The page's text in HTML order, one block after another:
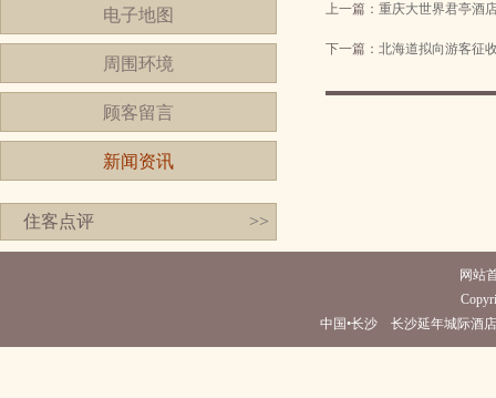
电子地图
周围环境
顾客留言
新闻资讯
住客点评 >>
上一篇： 重庆大世界君亭酒
下一篇： 北海道拟向游客征
网站
中国•长沙 长沙延年城际酒